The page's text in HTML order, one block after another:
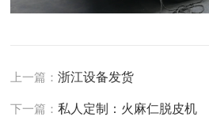
上一篇：浙江设备发货
下一篇：私人定制：火麻仁脱皮机